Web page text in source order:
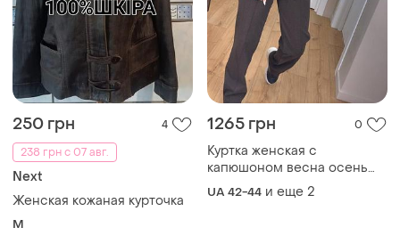
250 грн
4
238 грн с 07 авг.
Next
Женская кожаная курточка
M
1265 грн 0
Куртка женская с
капюшоном весна осень
короткая плащевка
коричневый
UA 42-44 и еще 2